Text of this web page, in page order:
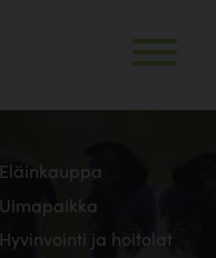
Eläinkauppa
Uimapaikka
Hyvinvointi ja hoitolat